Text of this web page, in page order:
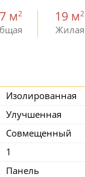
м2 19 м2
Жилая
Изолированная
Улучшенная
Совмещенный
1
Панель